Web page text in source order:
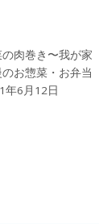
の肉巻き〜我が家
のお惣菜・お弁当
年6月12日